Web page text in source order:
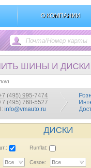
О КОМПАНИИ
ШИНЫ И ДИСКИ
(495) 995-7474
(495) 768-5527
info@vmauto.ru
ДИСКИ
Runflat:
Все Сезон: Все